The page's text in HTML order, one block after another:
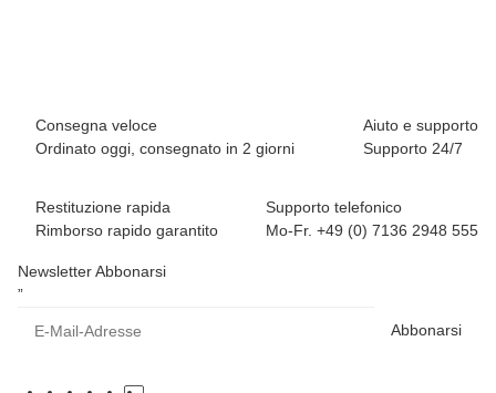
Consegna veloce
Ordinato oggi, consegnato in 2 giorni
Aiuto e supporto
Supporto 24/7
Restituzione rapida
Rimborso rapido garantito
Supporto telefonico
Mo-Fr. +49 (0) 7136 2948 555
Newsletter Abbonarsi
”
Abbonarsi